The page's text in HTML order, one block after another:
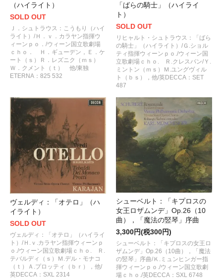
（ハイライト）
SOLD OUT
Ｊ．シュトラウス：こうもり（ハイ
ライト）/Ｈ．ｖ．カラヤン指揮ウ
ィーンｐｏ．/ウィーン国立歌劇場
ｃｈｏ． Ｈ．ギューデン，Ｅ．ケ
ート（ｓ）Ｒ．レズニク（ｍｓ）
Ｗ．クメント（ｔ） 他/東独
ETERNA：825 532
「ばらの騎士」（ハイライ
ト）
SOLD OUT
リヒャルト・シュトラウス：「ばら
の騎士」（ハイライト）/Ｇ.ショル
ティ指揮ウィーンｐｏ./ウィーン国
立歌劇場ｃｈｏ. Ｒ.クレスパン/Ｙ.
ミントン（ｍｓ）Ｍ.ユングヴィル
ト（ｂｓ），他/英DECCA：SET
487
ヴェルディ：「オテロ」（ハ
イライト）
SOLD OUT
ヴェルディ：「オテロ」（ハイライ
ト）/Ｈ.ｖ.カラヤン指揮ウィーンｐ
ｏ./ウィーン国立歌劇場ｃｈｏ. Ｒ.
テバルディ（ｓ）Ｍ.デル・モナコ
（ｔ）Ａ.プロッティ（ｂｒ），他/
英DECCA：SXL 2314
シューベルト：「キプロスの
女王ロザムンデ」Op.26（10
曲），「魔法の竪琴」序曲
3,300円(税300円)
シューベルト：「キプロスの女王ロ
ザムンデ」Op.26（10曲），「魔法
の竪琴」序曲/Ｋ.ミュンヒンガー指
揮ウィーンｐｏ./ウィーン国立歌劇
場ｃｈｏ./英DECCA：SXL 6748